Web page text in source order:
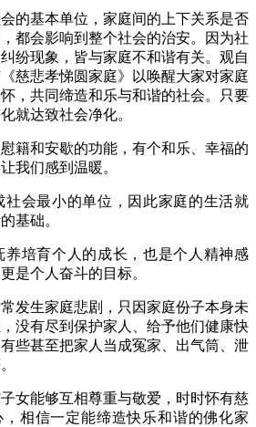
的基本单位，家庭间的上下关系是否
都会影响到整个社会的治安。因为社
纷现象，皆与家庭不和谐有关。观自
慈悲孝悌圆家庭》以唤醒大家对家庭
，共同缔造和乐与和谐的社会。只要
就达致社会净化。
籍和安歇的功能，有个和乐、幸福的
我们感到温暖。
社会最小的单位，因此家庭的生活就
基础。
养培育个人的成长，也是个人精神感
是个人奋斗的目标。
发生家庭悲剧，只因家庭份子本身未
没有尽到保护家人、给予他们健康快
些甚至把家人当成冤家、出气筒、泄
女能够互相尊重与敬爱，时时怀有慈
，相信一定能缔造快乐和谐的佛化家